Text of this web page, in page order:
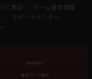
く表記
ゲーム基本情報
サポートセンター
MMORPG
基本プレイ無料